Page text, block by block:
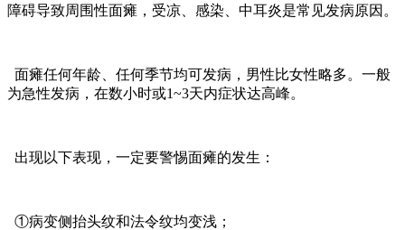
障碍导致周围性面瘫，受凉、感染、中耳炎是常见发病原因。
面瘫任何年龄、任何季节均可发病，男性比女性略多。一般
为急性发病，在数小时或1~3天内症状达高峰。
出现以下表现，一定要警惕面瘫的发生：
①病变侧抬头纹和法令纹均变浅；